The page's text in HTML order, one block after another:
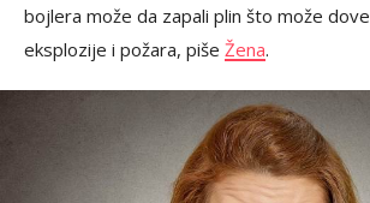
bojlera može da zapali plin što može
eksplozije i požara, piše Žena.